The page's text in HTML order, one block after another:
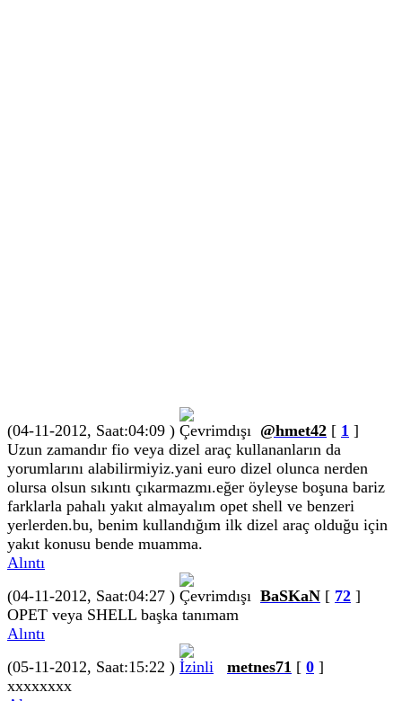
(04-11-2012, Saat:04:09 ) @hmet42 [ 1 ]
Uzun zamandır fio veya dizel araç kullananların da
yorumlarını alabilirmiyiz.yani euro dizel olunca nerden
olursa olsun sıkıntı çıkarmazmı.eğer öyleyse boşuna bariz
farklarla pahalı yakıt almayalım opet shell ve benzeri
yerlerden.bu, benim kullandığım ilk dizel araç olduğu için
yakıt konusu bende muamma.
Alıntı
(04-11-2012, Saat:04:27 )
BaSKaN [ 72 ]
OPET veya SHELL başka tanımam
Alıntı
(05-11-2012, Saat:15:22 )
metnes71 [ 0 ]
xxxxxxxx